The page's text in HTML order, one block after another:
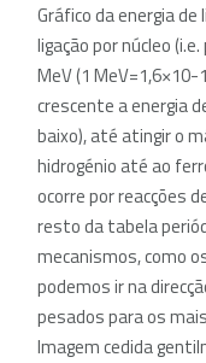
Gráfico da energia
ligação por núcleo
MeV (1
crescente a energia
baixo), até atingir o
hidrogénio até ao
ocorre por reacções
resto da tabela
mecanismos, como
podemos ir na
pesados para os
Imagem cedida